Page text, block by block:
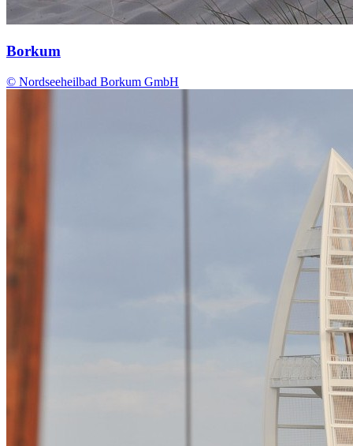
Borkum
© Nordseeheilbad Borkum GmbH